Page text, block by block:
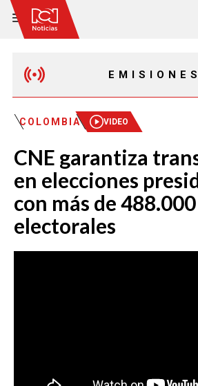
EMISIONES
MAÑANA EXPRESS
EMISIÓN 12:30 PM
EMISIÓN 7:00 PM
EMISIÓN 11:30 PM
COLOMBIA VIDEO
CNE garantiza
en elecciones
con más de
electorales